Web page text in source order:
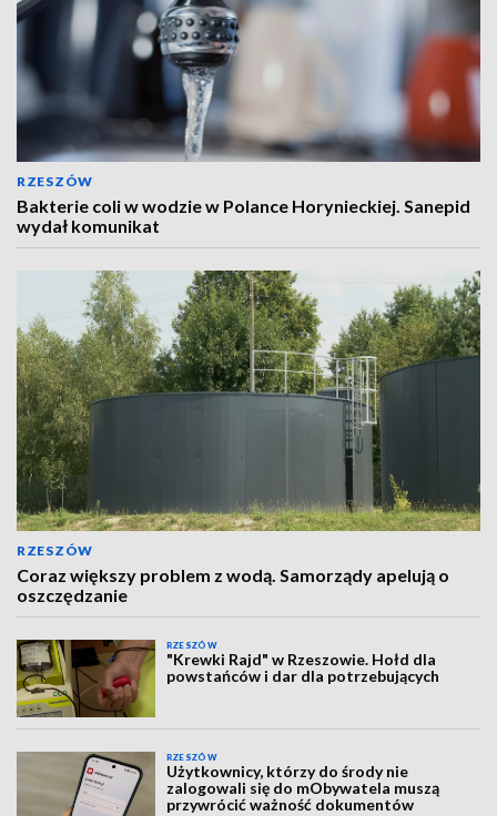
RZESZÓW
Bakterie coli w wodzie w Polance Horynieckiej. Sanepid
wydał komunikat
RZESZÓW
Coraz większy problem z wodą. Samorządy apelują o
oszczędzanie
RZESZÓW
"Krewki Rajd" w Rzeszowie. Hołd dla
powstańców i dar dla potrzebujących
RZESZÓW
Użytkownicy, którzy do środy nie
zalogowali się do mObywatela muszą
przywrócić ważność dokumentów